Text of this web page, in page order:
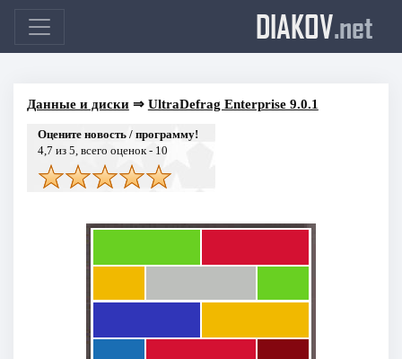
DIAKOV.net
Данные и диски⇒ UltraDefrag Enterprise 9.0.1
Оцените новость / программу!
4,7 из 5, всего оценок - 10